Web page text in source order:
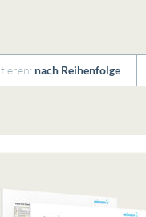
nach Reihenfolge